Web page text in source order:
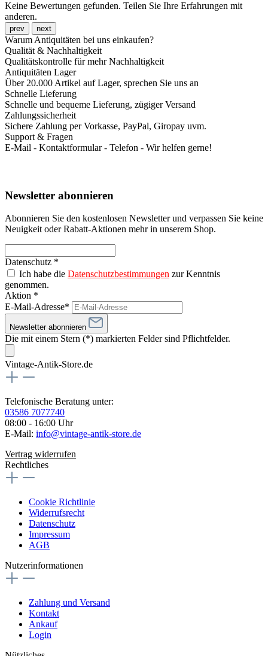
Keine Bewertungen gefunden. Teilen Sie Ihre Erfahrungen mit
anderen.
prev next
Warum Antiquitäten bei uns einkaufen?
Qualität & Nachhaltigkeit
Qualitätskontrolle für mehr Nachhaltigkeit
Antiquitäten Lager
Über 20.000 Artikel auf Lager, sprechen Sie uns an
Schnelle Lieferung
Schnelle und bequeme Lieferung, zügiger Versand
Zahlungssicherheit
Sichere Zahlung per Vorkasse, PayPal, Giropay uvm.
Support & Fragen
E-Mail - Kontaktformular - Telefon - Wir helfen gerne!
Newsletter abonnieren
Abonnieren Sie den kostenlosen Newsletter und verpassen Sie keine
Neuigkeit oder Rabatt-Aktionen mehr in unserem Shop.
Datenschutz *
Ich habe die Datenschutzbestimmungen zur Kenntnis
genommen.
Aktion *
E-Mail-Adresse*
Newsletter abonnieren
Die mit einem Stern (*) markierten Felder sind Pflichtfelder.
Vintage-Antik-Store.de
Telefonische Beratung unter:
03586 7077740
08:00 - 16:00 Uhr
E-Mail: info@vintage-antik-store.de
Vertrag widerrufen
Rechtliches
Cookie Richtlinie
Widerrufsrecht
Datenschutz
Impressum
AGB
Nutzerinformationen
Zahlung und Versand
Kontakt
Ankauf
Login